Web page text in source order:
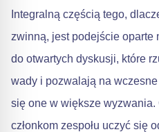
Integralną częścią tego,
zwinną, jest podejście oparte
do otwartych dyskusji, które
wady i pozwalają na wczesne
się one w większe
członkom zespołu uczyć się